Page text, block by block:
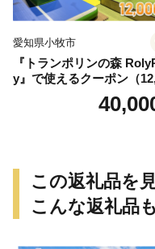
愛知県小牧市
『トランポリンの森
y』で使えるクーポン（
この返礼品を
こんな返礼品